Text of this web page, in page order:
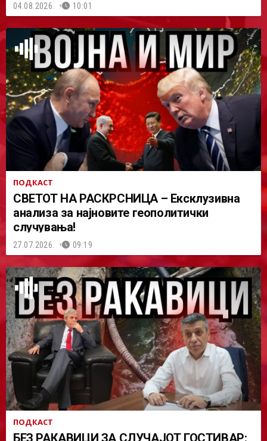
04.08.2026. 10:01
ПОДКАСТ
СВЕТОТ НА РАСКРСНИЦА – Ексклузивна
анализа за најновите геополитички
случувања!
27.07.2026. 09:19
ПОДКАСТ